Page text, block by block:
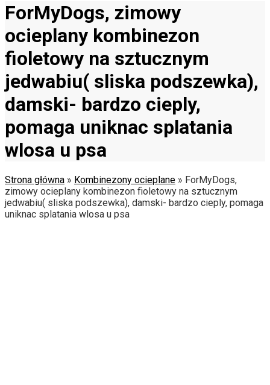
ForMyDogs, zimowy
ocieplany kombinezon
fioletowy na sztucznym
jedwabiu( sliska podszewka),
damski- bardzo cieply,
pomaga uniknac splatania
wlosa u psa
Strona główna » Kombinezony ocieplane » ForMyDogs,
zimowy ocieplany kombinezon fioletowy na sztucznym
jedwabiu( sliska podszewka), damski- bardzo cieply, pomaga
uniknac splatania wlosa u psa